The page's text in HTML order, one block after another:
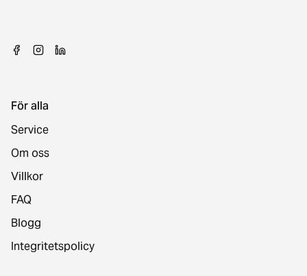
För alla
Service
Om oss
Villkor
FAQ
Blogg
Integritetspolicy